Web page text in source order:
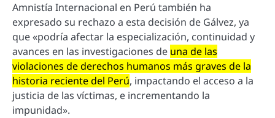
Amnistía Internacional en Perú también ha
expresado su rechazo a esta decisión de Gálvez, ya
que «podría afectar la especialización, continuidad y
avances en las investigaciones de una de las
violaciones de derechos humanos más graves de la
historia reciente del Perú, impactando el acceso a la
justicia de las víctimas, e incrementando la
impunidad».